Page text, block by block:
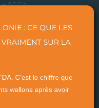
: CE QUE LES
SUR LA
C’est le chiffre que
wallons après avoir